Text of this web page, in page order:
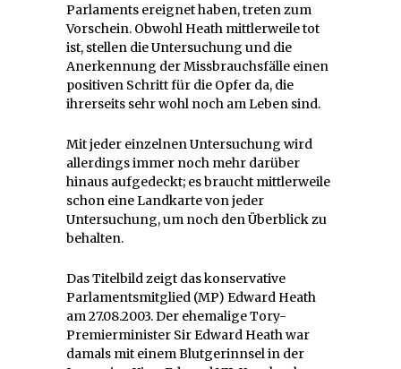
Parlaments ereignet haben, treten zum
Vorschein. Obwohl Heath mittlerweile tot
ist, stellen die Untersuchung und die
Anerkennung der Missbrauchsfälle einen
positiven Schritt für die Opfer da, die
ihrerseits sehr wohl noch am Leben sind.
Mit jeder einzelnen Untersuchung wird
allerdings immer noch mehr darüber
hinaus aufgedeckt; es braucht mittlerweile
schon eine Landkarte von jeder
Untersuchung, um noch den Überblick zu
behalten.
Das Titelbild zeigt das konservative
Parlamentsmitglied (MP) Edward Heath
am 27.08.2003. Der ehemalige Tory-
Premierminister Sir Edward Heath war
damals mit einem Blutgerinnsel in der